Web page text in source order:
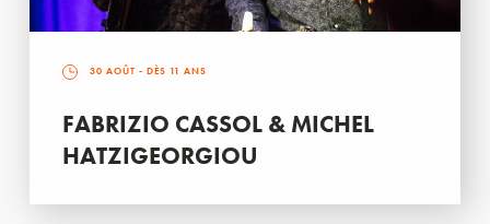
30 AOÛT - DÈS 11 ANS
FABRIZIO CASSOL & MICHEL
HATZIGEORGIOU